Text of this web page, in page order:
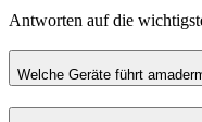
Antworten auf die
Welche Geräte führt